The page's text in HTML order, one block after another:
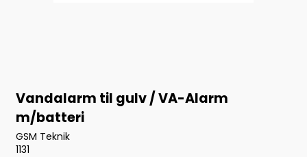
Vandalarm til gulv / VA-Alarm
m/batteri
GSM Teknik
1131